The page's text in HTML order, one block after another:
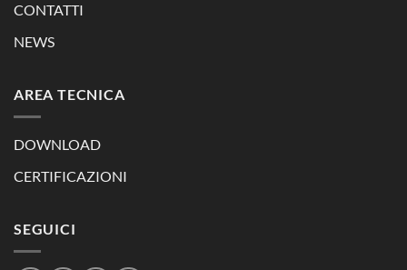
CONTATTI
NEWS
AREA TECNICA
DOWNLOAD
CERTIFICAZIONI
SEGUICI